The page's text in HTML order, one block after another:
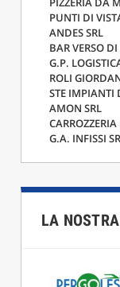
PUNTI DI
ANDES SRL
BAR VERSO
G.P.
ROLI
STE IMPIANTI
AMON SRL
G.A. INFISSI
LA